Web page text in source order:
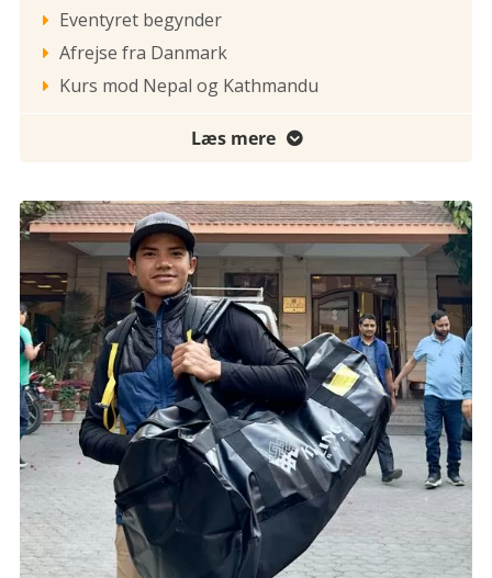
 Eventyret begynder
 Afrejse fra Danmark
 Kurs mod Nepal og Kathmandu
Læs mere 